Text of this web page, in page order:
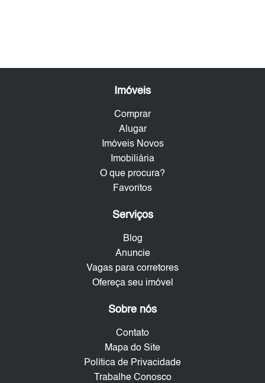
Imóveis
Comprar
Alugar
Imóveis Novos
Imobiliária
O que procura?
Favoritos
Serviços
Blog
Anuncie
Vagas para corretores
Ofereça seu imóvel
Sobre nós
Contato
Mapa do Site
Política de Privacidade
Trabalhe Conosco